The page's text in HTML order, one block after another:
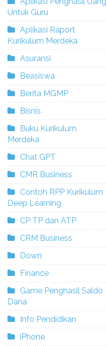
Untuk Guru
Aplikasi Raport
Kurikulum Merdeka
Asuransi
Beasiswa
Berita MGMP
Bisnis
Buku Kurikulum
Merdeka
Chat GPT
CMR Business
Contoh RPP Kurikulum
Deep Learning
CP TP dan ATP
CRM Business
Down
Finance
Game Penghasil Saldo
Dana
Info Pendidikan
iPhone